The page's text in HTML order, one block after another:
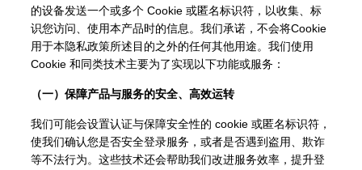
的设备发送一个或多个 Cookie 或匿名标识符，以收集、标
识您访问、使用本产品时的信息。我们承诺，不会将Cookie
用于本隐私政策所述目的之外的任何其他用途。我们使用
Cookie 和同类技术主要为了实现以下功能或服务：
（一）保障产品与服务的安全、高效运转
我们可能会设置认证与保障安全性的 cookie 或匿名标识符，
使我们确认您是否安全登录服务，或者是否遇到盗用、欺诈
等不法行为。这些技术还会帮助我们改进服务效率，提升登